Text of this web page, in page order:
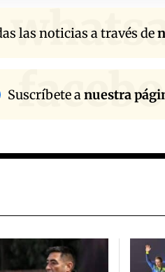
las noticias a través de
Suscríbete anuestra